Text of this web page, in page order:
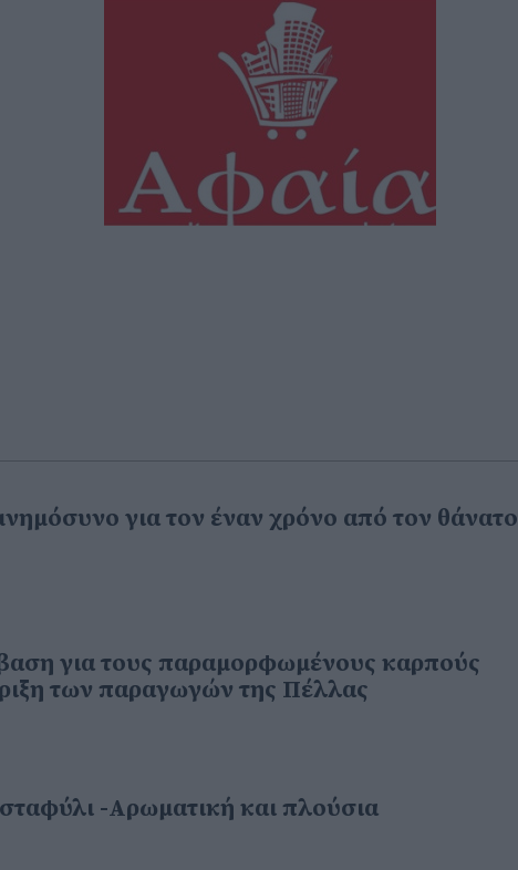
για τον έναν χρόνο από τον θάνατο
για τους παραμορφωμένους καρπούς
των παραγωγών της Πέλλας
-Αρωματική και πλούσια